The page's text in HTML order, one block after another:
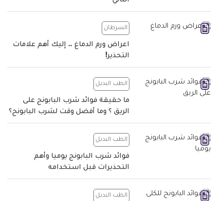
السرطان
اعراض ورم الدماغ .. إليك أهم علامات
التحذير!
الطب البديل
ما حقيقة فوائد شرب البابونج على
الريق ؟ وما أفضل وقت لشرب البابونج؟
الطب البديل
فوائد شرب البابونج يوميا وأهم
التحذيرات قبل استخدامه
الطب البديل